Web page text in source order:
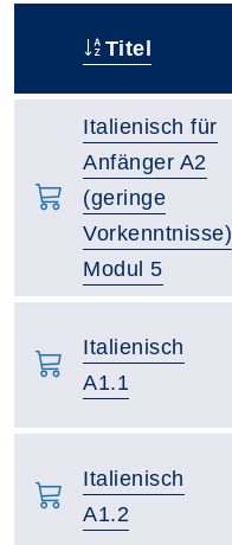
Titel
Italienisch für
Anfänger A2
(geringe
Vorkenntnisse)
Modul 5
Italienisch
A1.1
Italienisch
A1.2